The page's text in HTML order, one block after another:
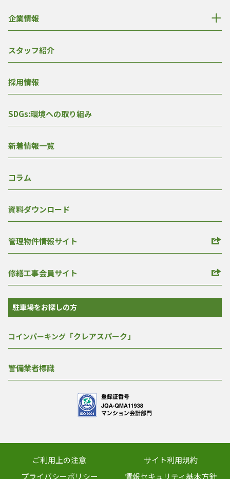
企業情報
スタッフ紹介
採用情報
SDGs:環境への取り組み
新着情報一覧
コラム
資料ダウンロード
管理物件情報サイト
修繕工事会員サイト
駐車場をお探しの方
コインパーキング 「クレアスパーク」
警備業者標識
ご利用上の注意
サイト利用規約
プライバシーポリシー
情報セキュリティ基本方針